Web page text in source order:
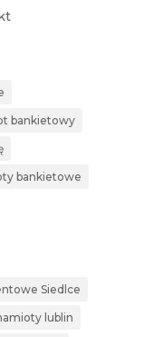
bankietowy
bankietowe
Siedlce
lublin